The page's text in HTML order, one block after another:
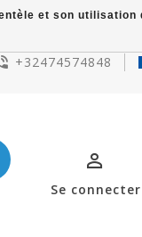
+32474574848
Se connecter
et son utilisation